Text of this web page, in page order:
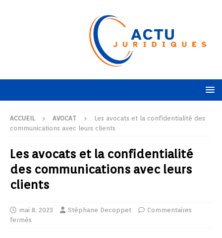
ACCUEIL AVOCAT
Les avocats et la confidentialité des
communications avec leurs clients
Les avocats et la confidentialité
des communications avec leurs
clients
mai 8, 2023 Stéphane Decoppet
Commentaires
fermés